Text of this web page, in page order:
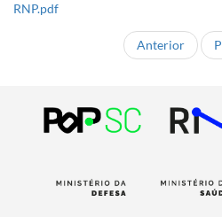
RNP.pdf
Anterior